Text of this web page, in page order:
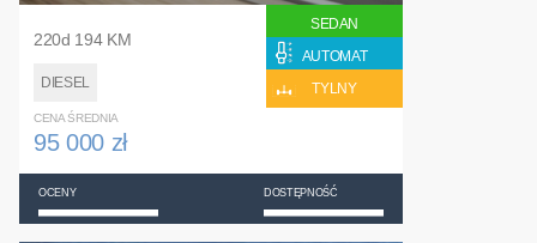
220d 194 KM
DIESEL
SEDAN
AUTOMAT
TYLNY
CENA ŚREDNIA
95 000 zł
OCENY DOSTĘPNOŚĆ